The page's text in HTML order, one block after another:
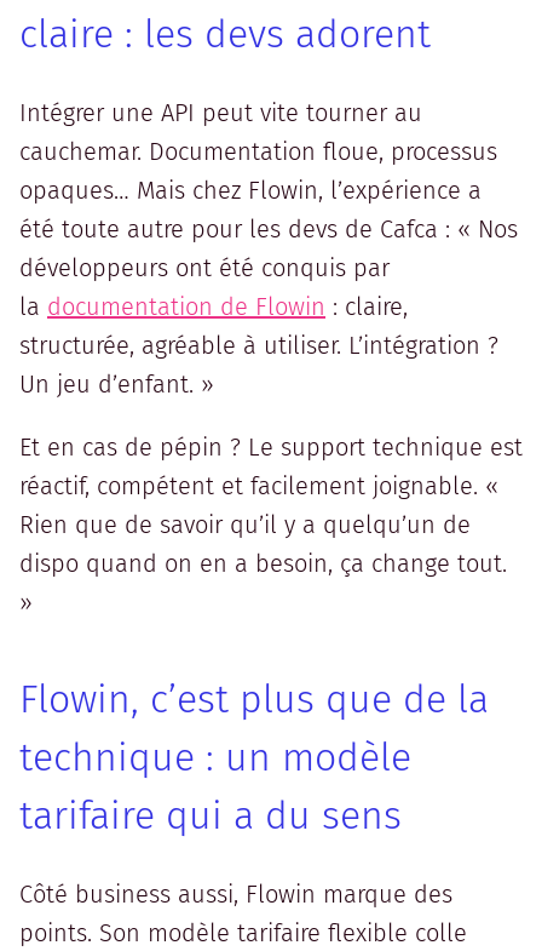
claire : les devs adorent
Intégrer une API peut vite tourner au
cauchemar. Documentation floue, processus
opaques… Mais chez Flowin, l’expérience a
été toute autre pour les devs de Cafca : « Nos
développeurs ont été conquis par
la documentation de Flowin : claire,
structurée, agréable à utiliser. L’intégration ?
Un jeu d’enfant. »
Et en cas de pépin ? Le support technique est
réactif, compétent et facilement joignable. «
Rien que de savoir qu’il y a quelqu’un de
dispo quand on en a besoin, ça change tout.
»
Flowin, c’est plus que de la
technique : un modèle
tarifaire qui a du sens
Côté business aussi, Flowin marque des
points. Son modèle tarifaire flexible colle